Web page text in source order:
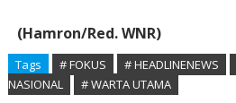
(Hamron/Red. WNR)
Tags # FOKUS # HEADLINENEWS
NASIONAL
# WARTA UTAMA